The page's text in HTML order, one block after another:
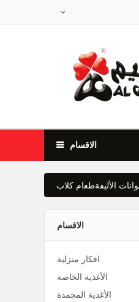
الاقسام
الأليفةطعام كلاب
الاقسام
افكار منزلية
الأغذية الخاصة
الأغذية المجمدة